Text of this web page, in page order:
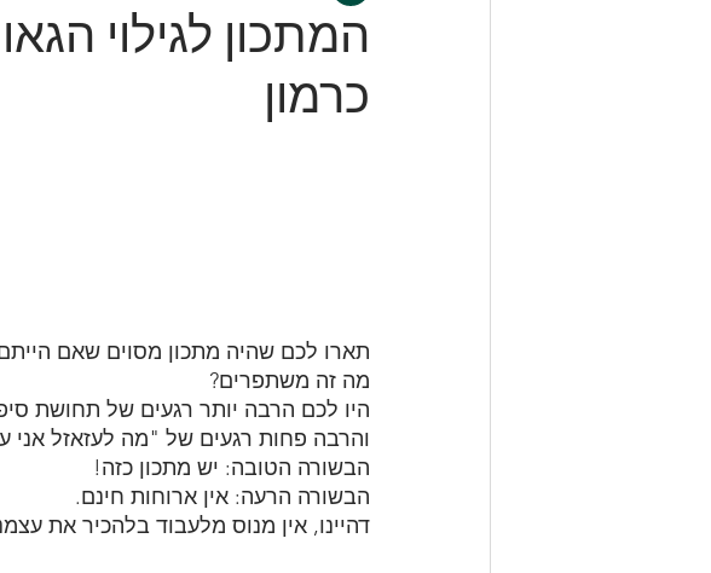
המתכון לגילוי
כרמון
תארו לכם שהיה מתכון מסוים שאם
מה זה משתפרים?
היו לכם הרבה יותר רגעים של תחושת
והרבה פחות רגעים של "מה לעזאזל
הבשורה הטובה: יש מתכון כזה!
הבשורה הרעה: אין ארוחות חינם.
דהיינו, אין מנוס מלעבוד בלהכיר את